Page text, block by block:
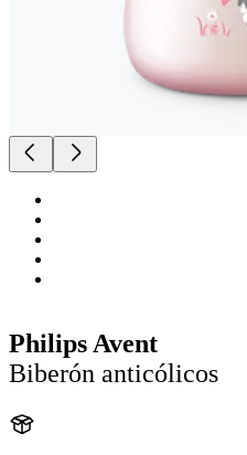
Philips Avent
Biberón anticólicos